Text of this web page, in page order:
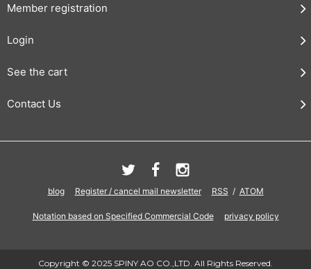
Member registration
Login
See the cart
Contact Us
blog Register / cancel mail newsletter RSS / ATOM
Notation based on Specified Commercial Code privacy policy
Copyright © 2025 SPINY AO CO.,LTD. All Rights Reserved.